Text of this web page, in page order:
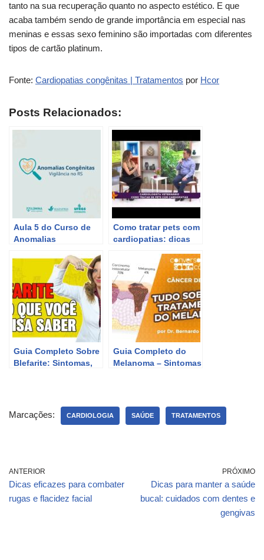
tanto na sua recuperação quanto no aspecto estético. E que
acaba também sendo de grande importância em especial nas
meninas e essas sexo feminino são importadas com diferentes
tipos de cartão platinum.
Fonte: Cardiopatias congênitas | Tratamentos por Hcor
Posts Relacionados:
Aula 5 do Curso de
Anomalias
de Tubo Neural I
Como tratar pets com
cardiopatias: dicas
veterinário
Guia Completo Sobre
Blefarite: Sintomas,
Guia Completo do
Melanoma – Sintomas
Marcações: CARDIOLOGIA SAÚDE TRATAMENTOS
ANTERIOR
Dicas eficazes para combater
rugas e flacidez facial
PRÓXIMO
Dicas para manter a saúde
bucal: cuidados com dentes e
gengivas